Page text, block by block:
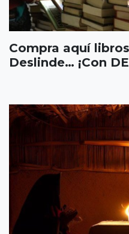
Compra aquí
Deslinde… ¡Con